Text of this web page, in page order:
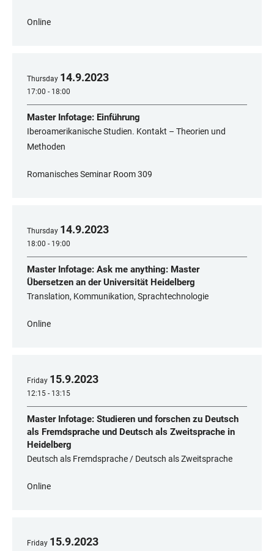
Online
Thursday 14.9.2023
17:00 - 18:00
Master Infotage: Einführung
Iberoamerikanische Studien. Kontakt – Theorien und
Methoden
Romanisches Seminar Room 309
Thursday 14.9.2023
18:00 - 19:00
Master Infotage: Ask me anything: Master
Übersetzen an der Universität Heidelberg
Translation, Kommunikation, Sprachtechnologie
Online
Friday 15.9.2023
12:15 - 13:15
Master Infotage: Studieren und forschen zu Deutsch
als Fremdsprache und Deutsch als Zweitsprache in
Heidelberg
Deutsch als Fremdsprache / Deutsch als Zweitsprache
Online
Friday 15.9.2023